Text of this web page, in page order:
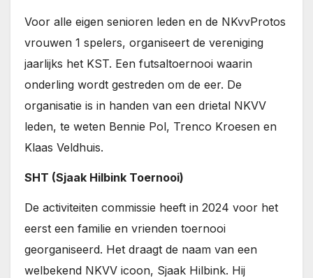
Voor alle eigen senioren leden en de NKvvProtos
vrouwen 1 spelers, organiseert de vereniging
jaarlijks het KST. Een futsaltoernooi waarin
onderling wordt gestreden om de eer. De
organisatie is in handen van een drietal NKVV
leden, te weten Bennie Pol, Trenco Kroesen en
Klaas Veldhuis.
SHT (Sjaak Hilbink Toernooi)
De activiteiten commissie heeft in 2024 voor het
eerst een familie en vrienden toernooi
georganiseerd. Het draagt de naam van een
welbekend NKVV icoon, Sjaak Hilbink. Hij